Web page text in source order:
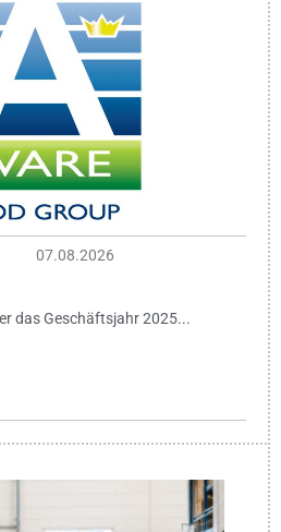
07.08.2026
das Geschäftsjahr 2025...